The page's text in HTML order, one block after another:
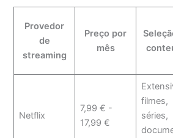
Provedor
de
streaming
Preço por
mês
Netflix
7,99 € -
17,99 €
filmes,
séries,